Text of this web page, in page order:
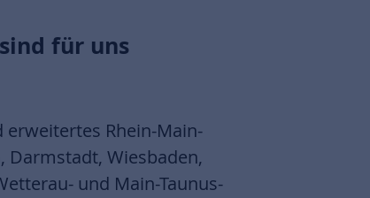
für uns
Rhein-Main-
Darmstadt, Wiesbaden,
und Main-Taunus-